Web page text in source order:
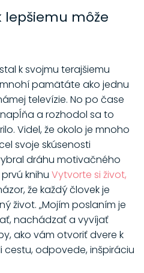
lepšiemu môže
k svojmu terajšiemu
pamätáte ako jednu
televízie. No po čase
a rozhodol sa to
Videl, že okolo je mnoho
svoje skúsenosti
dráhu motivačného
knihu Vytvorte si život,
že každý človek je
život. „Mojím poslaním je
nachádzať a vyvíjať
ako vám otvoriť dvere k
cestu, odpovede, inšpiráciu